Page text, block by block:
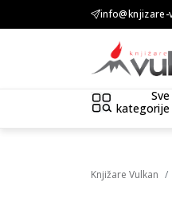
info@knjizare-
KOLIČINSKI POPUST
Sve
kategorije
Knjižare Vulkan